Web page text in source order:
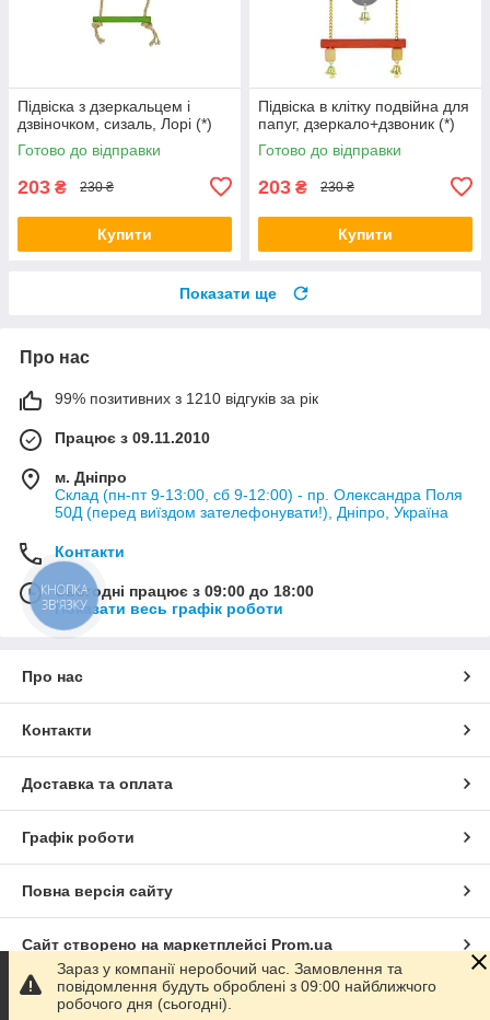
Підвіска з дзеркальцем і
дзвіночком, сизаль, Лорі (*)
Готово до відправки
203 ₴ 230 ₴
Купити
Підвіска в клітку подвійна для
папуг, дзеркало+дзвоник (*)
Готово до відправки
203 ₴ 230 ₴
Купити
Показати ще
Про нас
99% позитивних з 1210 відгуків за рік
Працює з 09.11.2010
м. Дніпро
Склад (пн-пт 9-13:00, сб 9-12:00) - пр. Олександра Поля
50Д (перед виїздом зателефонувати!), Дніпро, Україна
Контакти
Сьогодні працює з 09:00 до 18:00
Показати весь графік роботи
Про нас
Контакти
Доставка та оплата
Графік роботи
Повна версія сайту
Сайт створено на маркетплейсі Prom.ua
Політика конфіденційності
Зараз у компанії неробочий час. Замовлення та
повідомлення будуть оброблені з 09:00 найближчого
робочого дня (сьогодні).
КНОПКА
ЗВ'ЯЗКУ